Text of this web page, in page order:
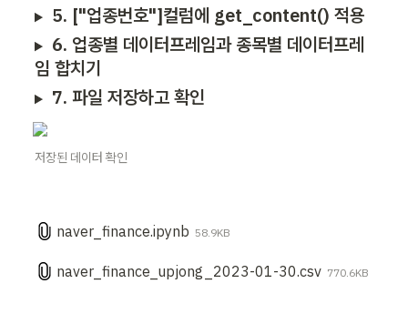
5. ["업종번호"]컬럼에 get_content() 적용
6. 업종별 데이터프레임과 종목별 데이터프레
임 합치기
7. 파일 저장하고 확인
저장된 데이터 확인
naver_finance.ipynb 58.9KB
naver_finance_upjong_2023-01-30.csv 770.6KB